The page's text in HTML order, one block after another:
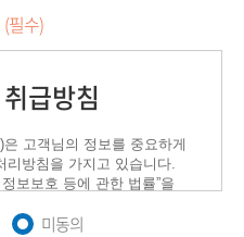
(필수)
미동의